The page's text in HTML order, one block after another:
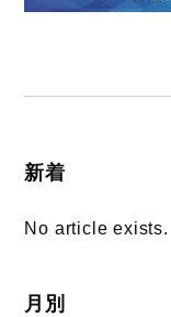
新着
No article exists.
月別